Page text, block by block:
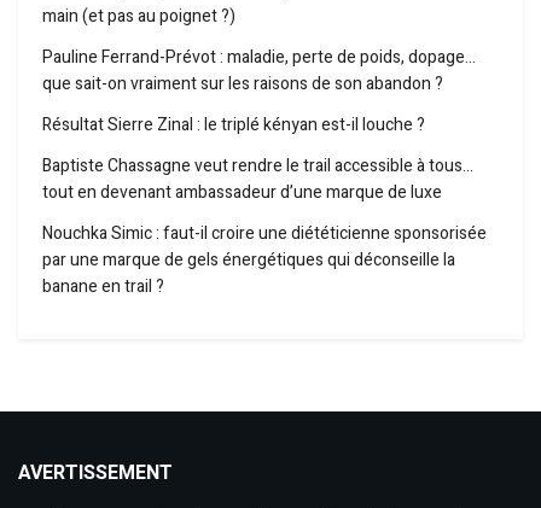
main (et pas au poignet ?)
Pauline Ferrand-Prévot : maladie, perte de poids, dopage…
que sait-on vraiment sur les raisons de son abandon ?
Résultat Sierre Zinal : le triplé kényan est-il louche ?
Baptiste Chassagne veut rendre le trail accessible à tous…
tout en devenant ambassadeur d’une marque de luxe
Nouchka Simic : faut-il croire une diététicienne sponsorisée
par une marque de gels énergétiques qui déconseille la
banane en trail ?
AVERTISSEMENT